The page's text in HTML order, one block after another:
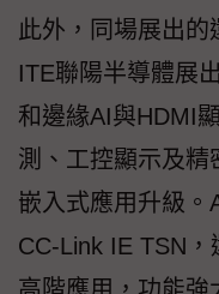
此外，同場展出的
ITE聯陽半導體展
和邊緣AI與HDMI
測、工控顯示及精
嵌入式應用升級。
CC-Link IE TSN